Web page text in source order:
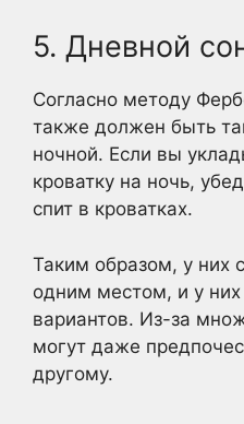
5. Дневной
Согласно методу
также должен быть
ночной. Если вы
кроватку на ночь,
спит в кроватках.
Таким образом, у них
одним местом, и у
вариантов. Из-за
могут даже
другому.